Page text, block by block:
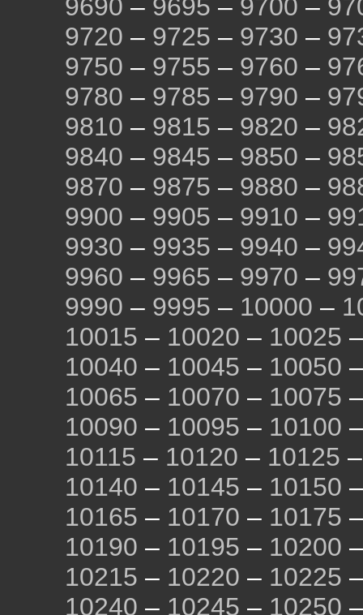
9690 – 9695 – 9700 –
9720 – 9725 – 9730 –
9750 – 9755 – 9760 –
9780 – 9785 – 9790 –
9810 – 9815 – 9820 –
9840 – 9845 – 9850 –
9870 – 9875 – 9880 –
9900 – 9905 – 9910 –
9930 – 9935 – 9940 –
9960 – 9965 – 9970 –
9990 – 9995 – 10000 –
10015 – 10020 – 10025
10040 – 10045 – 10050
10065 – 10070 – 10075
10090 – 10095 – 10100
10115 – 10120 – 10125
10140 – 10145 – 10150
10165 – 10170 – 10175
10190 – 10195 – 10200
10215 – 10220 – 10225
10240 – 10245 – 10250